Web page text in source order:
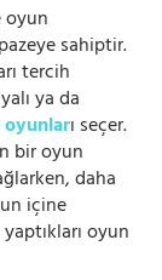
oyun
sahiptir.
tercih
ya da
ı seçer.
bir oyun
daha
içine
oyun